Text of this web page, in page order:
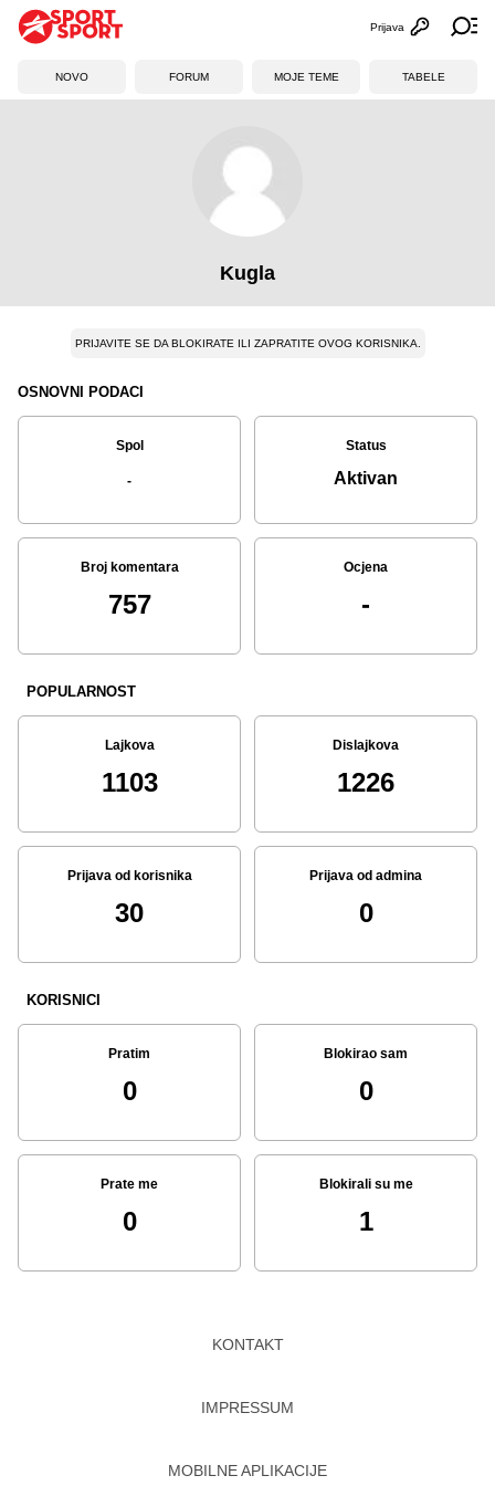
Otvori
Prijava
NOVO FORUM MOJE TEME TABELE
Kugla
PRIJAVITE SE DA BLOKIRATE ILI ZAPRATITE OVOG KORISNIKA.
OSNOVNI PODACI
Spol
-
Status
Aktivan
Broj komentara
757
Ocjena
-
POPULARNOST
Lajkova
1103
Dislajkova
1226
Prijava od korisnika
30
Prijava od admina
0
KORISNICI
Pratim
0
Blokirao sam
0
Prate me
0
Blokirali su me
1
KONTAKT
IMPRESSUM
MOBILNE APLIKACIJE